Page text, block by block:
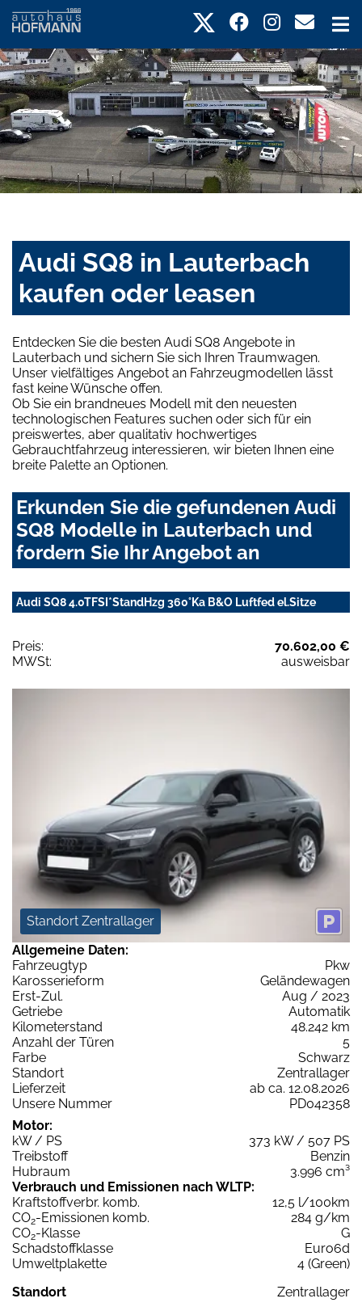
Audi SQ8 in Lauterbach
kaufen oder leasen
Entdecken Sie die besten Audi SQ8 Angebote in
Lauterbach und sichern Sie sich Ihren Traumwagen.
Unser vielfältiges Angebot an Fahrzeugmodellen lässt
fast keine Wünsche offen.
Ob Sie ein brandneues Modell mit den neuesten
technologischen Features suchen oder sich für ein
preiswertes, aber qualitativ hochwertiges
Gebrauchtfahrzeug interessieren, wir bieten Ihnen eine
breite Palette an Optionen.
Erkunden Sie die gefundenen Audi
SQ8 Modelle in Lauterbach und
fordern Sie Ihr Angebot an
Audi SQ8 4.0TFSI*StandHzg 360°Ka B&O Luftfed el.Sitze
Preis:
70.602,00 €
MWSt:
ausweisbar
Standort Zentrallager
Allgemeine Daten:
Fahrzeugtyp
Pkw
Karosserieform
Geländewagen
Erst-Zul.
Aug / 2023
Getriebe
Automatik
Kilometerstand
48.242 km
Anzahl der Türen
5
Farbe
Schwarz
Standort
Zentrallager
Lieferzeit
ab ca. 12.08.2026
Unsere Nummer
PD042358
Motor:
kW / PS
373 kW / 507 PS
Treibstoff
Benzin
Hubraum
3.996 cm³
Verbrauch und Emissionen nach WLTP:
Kraftstoffverbr. komb.
12,5 l/100km
CO2-Emissionen komb.
284 g/km
CO2-Klasse
G
Schadstoffklasse
Euro6d
Umweltplakette
4 (Green)
Standort
Zentrallager